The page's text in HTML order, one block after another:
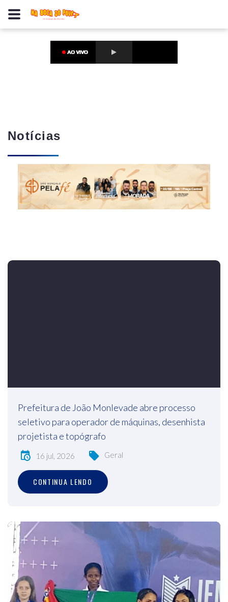
Notícias
Prefeitura de João Monlevade abre processo
seletivo para operador de máquinas, desenhista
projetista e topógrafo
16 jul, 2026 Geral
CONTINUA LENDO